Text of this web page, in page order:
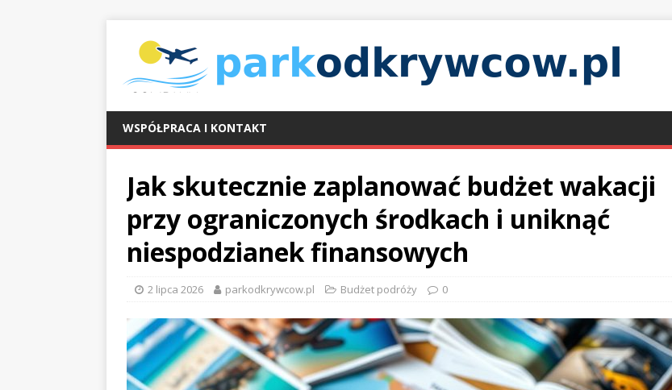
WSPÓŁPRACA I KONTAKT
Jak skutecznie zaplanować budżet wakacji
przy ograniczonych środkach i uniknąć
niespodzianek finansowych
2 lipca 2026 parkodkrywcow.pl Budżet podróży 0